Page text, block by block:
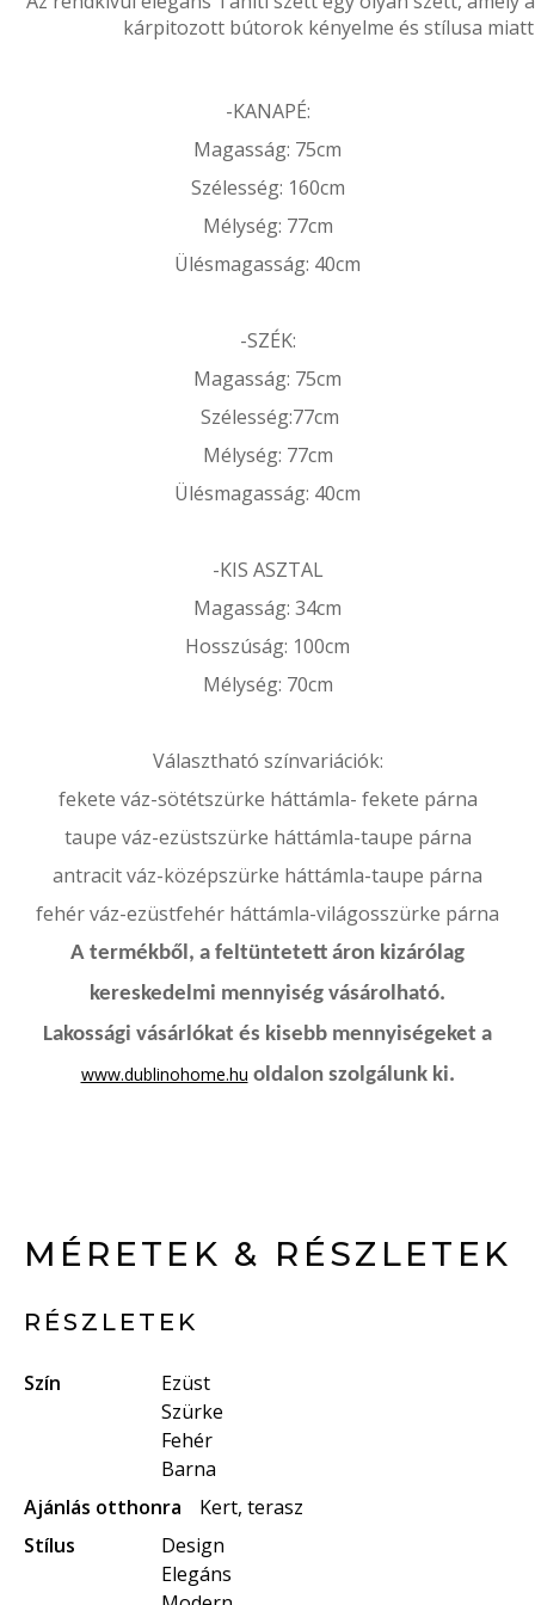
kárpitozott bútorok kényelme és stílusa
-KANAPÉ:
Magasság: 75cm
Szélesség: 160cm
Mélység: 77cm
Ülésmagasság: 40cm
-SZÉK:
Magasság: 75cm
Szélesség:77cm
Mélység: 77cm
Ülésmagasság: 40cm
-KIS ASZTAL
Magasság: 34cm
Hosszúság: 100cm
Mélység: 70cm
Választható színvariációk:
fekete váz-sötétszürke háttámla- fekete párna
taupe váz-ezüstszürke háttámla-taupe párna
antracit váz-középszürke háttámla-taupe párna
fehér váz-ezüstfehér háttámla-világosszürke párna
A termékből, a feltüntetett áron kizárólag
kereskedelmi mennyiség vásárolható.
Lakossági vásárlókat és kisebb mennyiségeket a
www.dublinohome.hu oldalon szolgálunk ki.
MÉRETEK & RÉSZLETEK
RÉSZLETEK
Szín
Ezüst
Szürke
Fehér
Barna
Ajánlás otthonra
Kert, terasz
Stílus
Design
Elegáns